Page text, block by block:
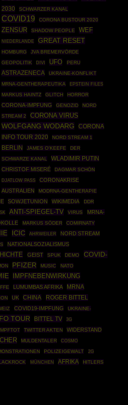
2030
SCHWARZER KANAL
COVID19 CORONA BUSTOUR 2020
ZENSUR SHADOW PEOPLE WEF
NIEDERLANDE GREAT RESET
HOMBURG
JVA BREMERVÖRDE
GEOPOLITIK
DIVI UFO PERU
ASTRAZENECA
UKRAINE-KONFLIKT
MRNA-GENTHERAPEUTIKA
EPSTEIN FILES
MARKUS HAINTZ
GLITCH HORROR
CORONA-IMPFUNG GENOZID
NORD
STREAM 2
CORONA VIRUS
WOLFGANG WODARG
CORONA
INFO TOUR 2020
NORD STREAM 1
BERLIN JAMES O'KEEFE
DER
SCHWARZE KANAL
WLADIMIR PUTIN
CHRISTOF MISERÉ DAGMAR SCHÖN
DJATLOW PASS
CORONAKRISE
AUSTRALIEN
MODRNA-GENTHERAPIE
SOWJETUNION WIKIMEDIA
DDR
ANTI-SPIEGEL-TV VIRUS
MRNA-
MARKUS SÖDER COMIRNATY
ICIC AHRWEILER NORD STREAM
NATIONALSOZIALISMUS
GEIST SPUK DEMO
COVID-
PFIZER MUSIC
NATO
IMPFNEBENWIRKUNG
LUMUMBAS AFRIKA
MRNA
UK CHINA ROGER BITTEL
COVID19-IMPFUNG
UKRAINE-
TOUR BITTEL TV 3G
TWITTER AKTEN WIDERSTAND
MULDENTALER COSMO
POLIZEIGEWALT 2G
MÜNCHEN AFRIKA
HITLERS